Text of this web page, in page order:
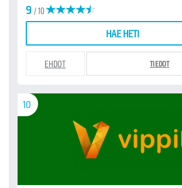
9/ 10
HAE HETI
EHDOT TIEDOT
10